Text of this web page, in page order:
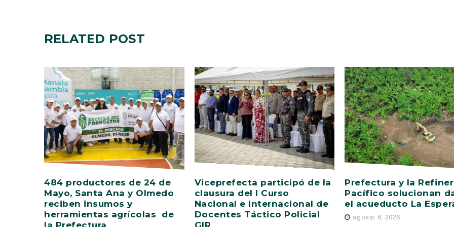
RELATED POST
484 productores de 24 de
Mayo, Santa Ana y Olmedo
reciben insumos y
herramientas agrícolas de
la Prefectura
Viceprefecta participó de la
clausura del I Curso
Nacional e Internacional de
Docentes Táctico Policial
GIR
Prefectura y la
Pacífico solucionan
el acueducto La
agosto 6, 2026